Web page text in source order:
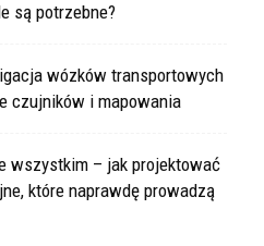
są potrzebne?
wózków transportowych
czujników i mapowania
wszystkim – jak projektować
które naprawdę prowadzą